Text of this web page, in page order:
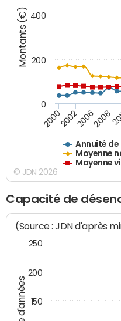
Montants (€)
Annuité
Moyenne
Moyenne
2000200220062008
0
200
400
© JDN 2026
Capacité de
(Source : JDN d'après
150
200
250